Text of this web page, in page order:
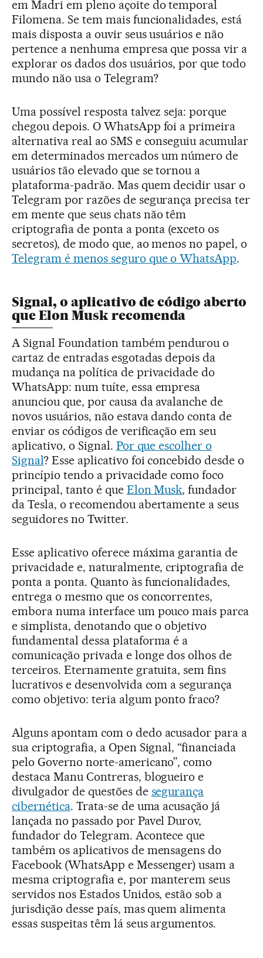
em Madri em pleno açoite do temporal
Filomena. Se tem mais funcionalidades, está
mais disposta a ouvir seus usuários e não
pertence a nenhuma empresa que possa vir a
explorar os dados dos usuários, por que todo
mundo não usa o Telegram?
Uma possível resposta talvez seja: porque
chegou depois. O WhatsApp foi a primeira
alternativa real ao SMS e conseguiu acumular
em determinados mercados um número de
usuários tão elevado que se tornou a
plataforma-padrão. Mas quem decidir usar o
Telegram por razões de segurança precisa ter
em mente que seus chats não têm
criptografia de ponta a ponta (exceto os
secretos), de modo que, ao menos no papel, o
Telegram é menos seguro que o WhatsApp.
Signal, o aplicativo de código aberto
que Elon Musk recomenda
A Signal Foundation também pendurou o
cartaz de entradas esgotadas depois da
mudança na política de privacidade do
WhatsApp: num tuíte, essa empresa
anunciou que, por causa da avalanche de
novos usuários, não estava dando conta de
enviar os códigos de verificação em seu
aplicativo, o Signal. Por que escolher o
Signal? Esse aplicativo foi concebido desde o
princípio tendo a privacidade como foco
principal, tanto é que Elon Musk, fundador
da Tesla, o recomendou abertamente a seus
seguidores no Twitter.
Esse aplicativo oferece máxima garantia de
privacidade e, naturalmente, criptografia de
ponta a ponta. Quanto às funcionalidades,
entrega o mesmo que os concorrentes,
embora numa interface um pouco mais parca
e simplista, denotando que o objetivo
fundamental dessa plataforma é a
comunicação privada e longe dos olhos de
terceiros. Eternamente gratuita, sem fins
lucrativos e desenvolvida com a segurança
como objetivo: teria algum ponto fraco?
Alguns apontam com o dedo acusador para a
sua criptografia, a Open Signal, “financiada
pelo Governo norte-americano”, como
destaca Manu Contreras, blogueiro e
divulgador de questões de segurança
cibernética. Trata-se de uma acusação já
lançada no passado por Pavel Durov,
fundador do Telegram. Acontece que
também os aplicativos de mensagens do
Facebook (WhatsApp e Messenger) usam a
mesma criptografia e, por manterem seus
servidos nos Estados Unidos, estão sob a
jurisdição desse país, mas quem alimenta
essas suspeitas têm lá seus argumentos.